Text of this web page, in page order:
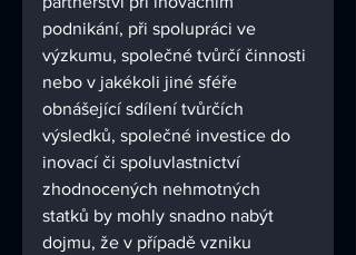
podnikání, při spolupráci ve
výzkumu, společné tvůrčí činnosti
nebo v jakékoli jiné sféře
obnášející sdílení tvůrčích
výsledků, společné investice do
inovací či spoluvlastnictví
zhodnocených nehmotných
statků by mohly snadno nabýt
dojmu, že v případě vzniku